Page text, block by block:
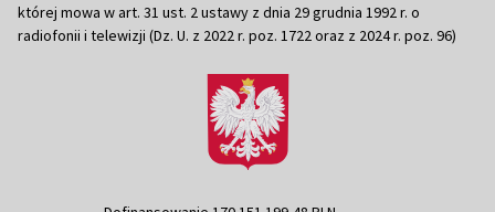
której mowa w art. 31 ust. 2 ustawy z dnia 29 grudnia 1992 r. o
radiofonii i telewizji (Dz. U. z 2022 r. poz. 1722 oraz z 2024 r. poz. 96)